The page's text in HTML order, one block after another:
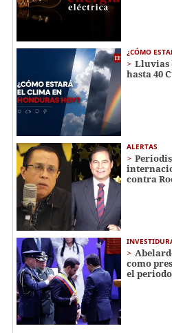
¿CÓMO
Lluvias
hasta 40
ALERTAS
contra
como
el periodo